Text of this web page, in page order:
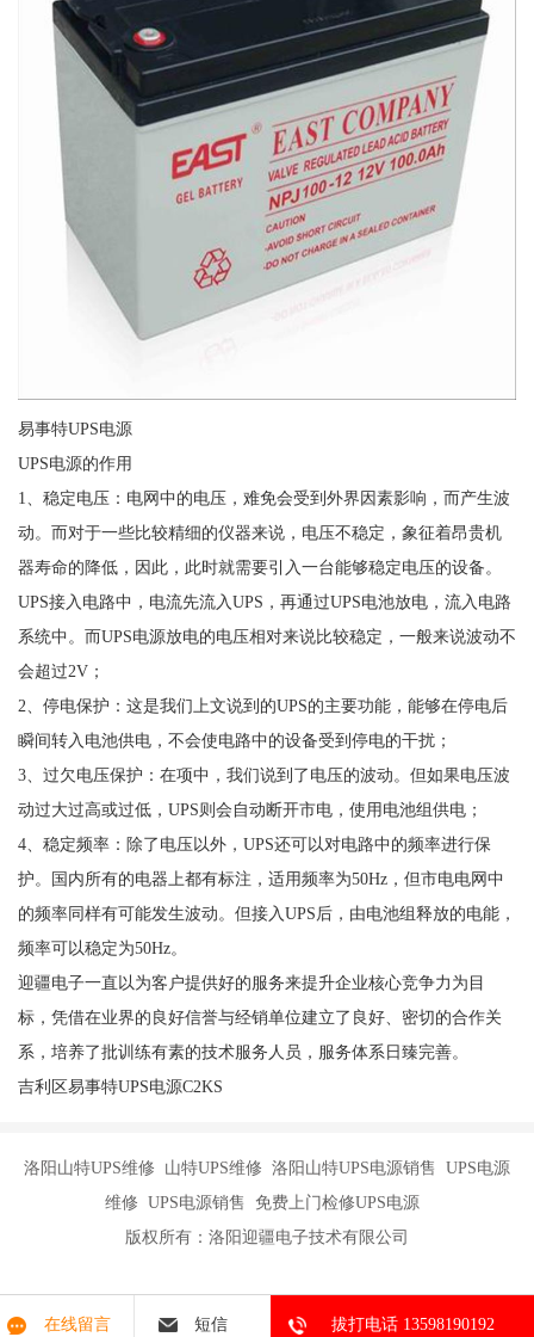
易事特UPS电源
UPS电源的作用
1、稳定电压：电网中的电压，难免会受到外界因素影响，而产生波
动。而对于一些比较精细的仪器来说，电压不稳定，象征着昂贵机
器寿命的降低，因此，此时就需要引入一台能够稳定电压的设备。
UPS接入电路中，电流先流入UPS，再通过UPS电池放电，流入电路
系统中。而UPS电源放电的电压相对来说比较稳定，一般来说波动不
会超过2V；
2、停电保护：这是我们上文说到的UPS的主要功能，能够在停电后
瞬间转入电池供电，不会使电路中的设备受到停电的干扰；
3、过欠电压保护：在项中，我们说到了电压的波动。但如果电压波
动过大过高或过低，UPS则会自动断开市电，使用电池组供电；
4、稳定频率：除了电压以外，UPS还可以对电路中的频率进行保
护。国内所有的电器上都有标注，适用频率为50Hz，但市电电网中
的频率同样有可能发生波动。但接入UPS后，由电池组释放的电能，
频率可以稳定为50Hz。
迎疆电子一直以为客户提供好的服务来提升企业核心竞争力为目
标，凭借在业界的良好信誉与经销单位建立了良好、密切的合作关
系，培养了批训练有素的技术服务人员，服务体系日臻完善。
吉利区易事特UPS电源C2KS
洛阳山特UPS维修 山特UPS维修 洛阳山特UPS电源销售 UPS电源
维修 UPS电源销售 免费上门检修UPS电源
版权所有：洛阳迎疆电子技术有限公司
在线留言 短信 拔打电话 13598190192